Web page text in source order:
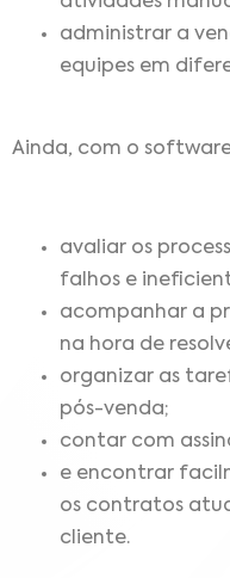
administrar a
equipes em
Ainda, com o
avaliar os
falhos e
acompanhar a
na hora de
organizar as
pós-venda;
contar com
e encontrar
os contratos
cliente.